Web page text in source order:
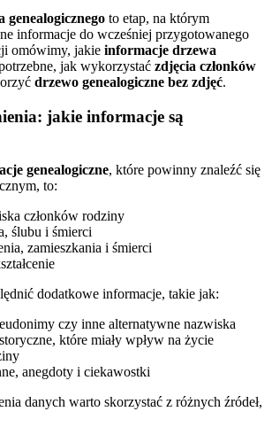
genealogicznego to etap, na którym
informacje do wcześniej przygotowanego
omówimy, jakie informacje drzewa
jak wykorzystać zdjęcia członków
drzewo genealogiczne bez zdjęć.
jakie informacje są
genealogiczne, które powinny znaleźć się
to:
członków rodziny
ślubu i śmierci
zamieszkania i śmierci
dodatkowe informacje, takie jak:
czy inne alternatywne nazwiska
które miały wpływ na życie
anegdoty i ciekawostki
danych warto skorzystać z różnych źródeł,